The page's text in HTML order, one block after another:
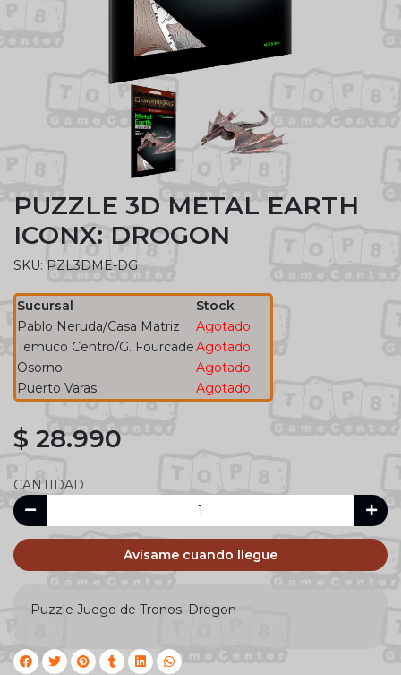
PUZZLE 3D METAL EARTH
ICONX: DROGON
SKU: PZL3DME-DG
Sucursal
Stock
Pablo Neruda/Casa Matriz
Agotado
Temuco Centro/G. FourcadeAgotado
Osorno
Agotado
Puerto Varas
Agotado
$ 28.990
CANTIDAD
Avísame cuando llegue
Puzzle Juego de Tronos: Drogon